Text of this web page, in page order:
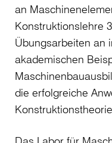
an
Konstruktionslehre
Übungsarbeiten an
akademischen
die erfolgreiche